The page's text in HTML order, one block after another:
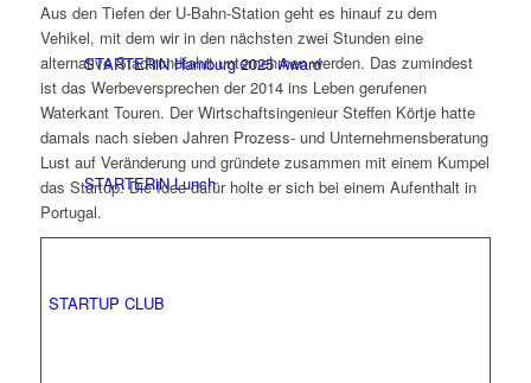
STARTERiN Hamburg 2025 Award
STARTERiN Lunch
STARTUP CLUB
Aus den Tiefen der U-Bahn-Station geht es hinauf zu dem
Vehikel, mit dem wir in den nächsten zwei Stunden eine
alternative Stadtrundfahrt unternehmen werden. Das zumindest
ist das Werbeversprechen der 2014 ins Leben gerufenen
Waterkant Touren. Der Wirtschaftsingenieur Steffen Körtje hatte
damals nach sieben Jahren Prozess- und Unternehmensberatung
Lust auf Veränderung und gründete zusammen mit einem Kumpel
das Startup. Die Idee dafür holte er sich bei einem Aufenthalt in
Portugal.